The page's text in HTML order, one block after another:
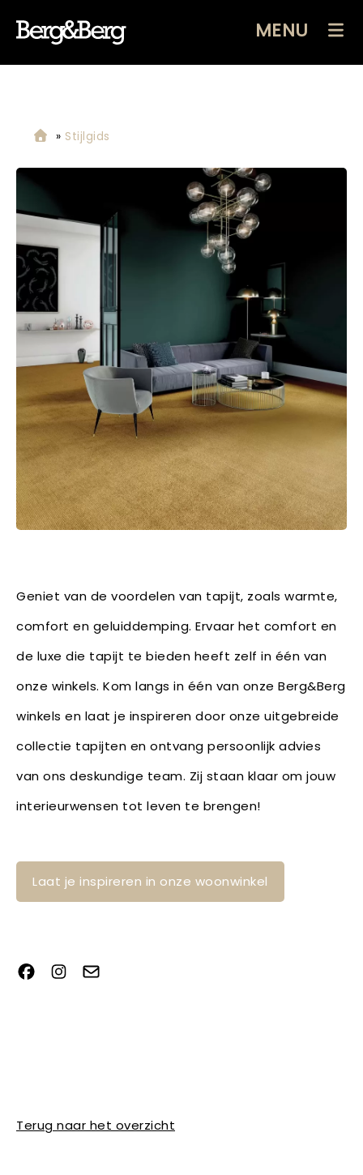
MENU
» Stijlgids
Geniet van de voordelen van tapijt, zoals warmte,
comfort en geluiddemping. Ervaar het comfort en
de luxe die tapijt te bieden heeft zelf in één van
onze winkels. Kom langs in één van onze Berg&Berg
winkels en laat je inspireren door onze uitgebreide
collectie tapijten en ontvang persoonlijk advies
van ons deskundige team. Zij staan klaar om jouw
interieurwensen tot leven te brengen!
Laat je inspireren in onze woonwinkel
Terug naar het overzicht